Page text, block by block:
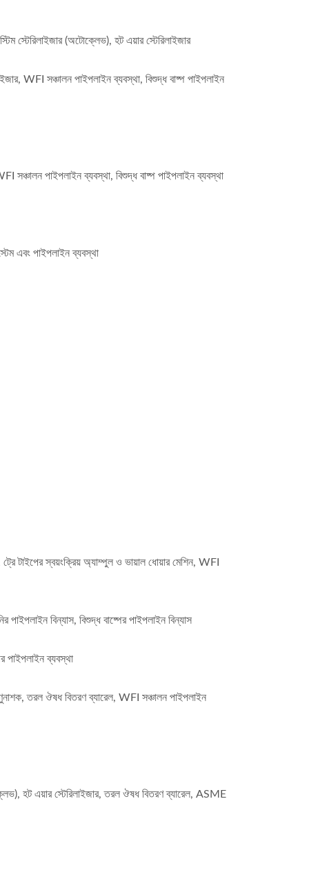
স্টেরিলাইজার (অটোক্লেভ), হট এয়ার স্টেরিলাইজার
WFI সঞ্চালন পাইপলাইন ব্যবস্থা, বিশুদ্ধ বাষ্প পাইপলাইন
সঞ্চালন পাইপলাইন ব্যবস্থা, বিশুদ্ধ বাষ্প পাইপলাইন ব্যবস্থা
এবং পাইপলাইন ব্যবস্থা
ট্রে টাইপের স্বয়ংক্রিয় অ্যাম্পুল ও ভায়াল ধোয়ার মেশিন, WFI
বিন্যাস, বিশুদ্ধ বাষ্পের পাইপলাইন বিন্যাস
পাইপলাইন ব্যবস্থা
তরল ঔষধ বিতরণ ব্যারেল, WFI সঞ্চালন পাইপলাইন
হট এয়ার স্টেরিলাইজার, তরল ঔষধ বিতরণ ব্যারেল, ASME